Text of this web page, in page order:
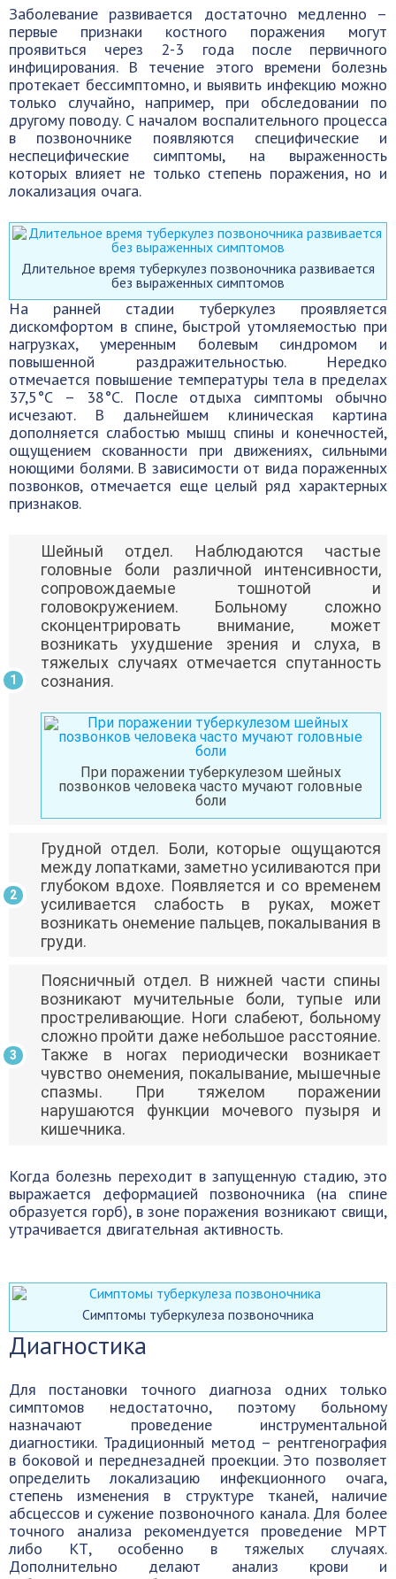
Заболевание развивается достаточно медленно –
первые признаки костного поражения могут
проявиться через 2-3 года после первичного
инфицирования. В течение этого времени болезнь
протекает бессимптомно, и выявить инфекцию можно
только случайно, например, при обследовании по
другому поводу. С началом воспалительного процесса
в позвоночнике появляются специфические и
неспецифические симптомы, на выраженность
которых влияет не только степень поражения, но и
локализация очага.
Длительное время туберкулез позвоночника развивается
без выраженных симптомов
На ранней стадии туберкулез проявляется
дискомфортом в спине, быстрой утомляемостью при
нагрузках, умеренным болевым синдромом и
повышенной раздражительностью. Нередко
отмечается повышение температуры тела в пределах
37,5°С – 38°С. После отдыха симптомы обычно
исчезают. В дальнейшем клиническая картина
дополняется слабостью мышц спины и конечностей,
ощущением скованности при движениях, сильными
ноющими болями. В зависимости от вида пораженных
позвонков, отмечается еще целый ряд характерных
признаков.
Шейный отдел. Наблюдаются частые
головные боли различной интенсивности,
сопровождаемые тошнотой и
головокружением. Больному сложно
сконцентрировать внимание, может
возникать ухудшение зрения и слуха, в
тяжелых случаях отмечается спутанность
сознания.
При поражении туберкулезом шейных
позвонков человека часто мучают головные
боли
Грудной отдел. Боли, которые ощущаются
между лопатками, заметно усиливаются при
глубоком вдохе. Появляется и со временем
усиливается слабость в руках, может
возникать онемение пальцев, покалывания в
груди.
Поясничный отдел. В нижней части спины
возникают мучительные боли, тупые или
простреливающие. Ноги слабеют, больному
сложно пройти даже небольшое расстояние.
Также в ногах периодически возникает
чувство онемения, покалывание, мышечные
спазмы. При тяжелом поражении
нарушаются функции мочевого пузыря и
кишечника.
Когда болезнь переходит в запущенную стадию, это
выражается деформацией позвоночника (на спине
образуется горб), в зоне поражения возникают свищи,
утрачивается двигательная активность.
Симптомы туберкулеза позвоночника
Диагностика
Для постановки точного диагноза одних только
симптомов недостаточно, поэтому больному
назначают проведение инструментальной
диагностики. Традиционный метод – рентгенография
в боковой и переднезадней проекции. Это позволяет
определить локализацию инфекционного очага,
степень изменения в структуре тканей, наличие
абсцессов и сужение позвоночного канала. Для более
точного анализа рекомендуется проведение МРТ
либо КТ, особенно в тяжелых случаях.
Дополнительно делают анализ крови и